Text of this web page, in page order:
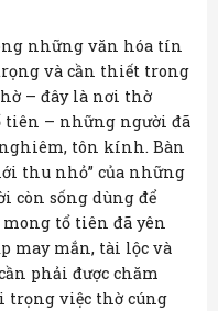
những văn hóa tín
và cần thiết trong
– đây là nơi thờ
tiên – những người đã
tôn kính. Bàn
thu nhỏ” của những
còn sống dùng để
tổ tiên đã yên
may mắn, tài lộc và
phải được chăm
trọng việc thờ cúng